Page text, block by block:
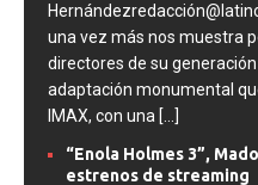
una vez más nos muestra
directores de su
adaptación monumental
IMAX, con una [...]
“Enola Holmes 3”,